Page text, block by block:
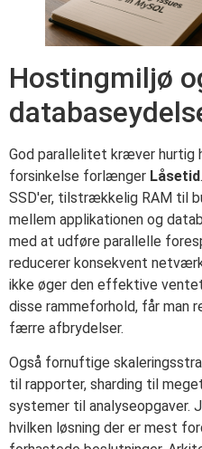
Hostingmiljø
God parallelitet kræver hurtig
forsinkelse forlænger Låsetid
SSD'er, tilstrækkelig RAM til
mellem applikationen og
med at udføre parallelle
reducerer konsekvent
ikke øger den effektive
disse rammeforhold, får man
færre afbrydelser.
Også fornuftige
til rapporter, sharding til
systemer til
hvilken løsning der er mest